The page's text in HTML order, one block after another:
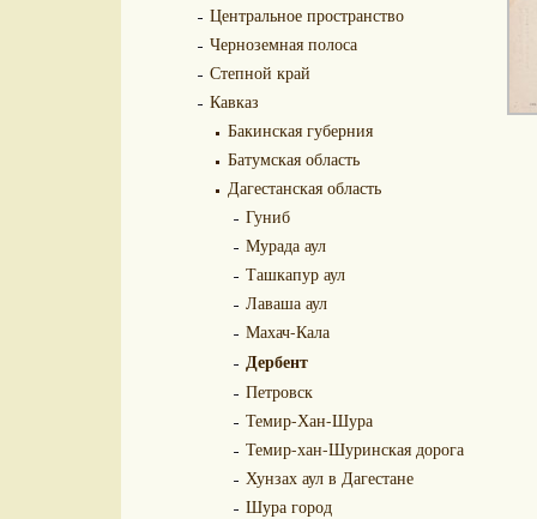
Центральное пространство
Черноземная полоса
Степной край
Кавказ
Бакинская губерния
Батумская область
Дагестанская область
Гуниб
Мурада аул
Ташкапур аул
Лаваша аул
Махач-Кала
Дербент
Петровск
Темир-Хан-Шура
Темир-хан-Шуринская дорога
Хунзах аул в Дагестане
Шура город